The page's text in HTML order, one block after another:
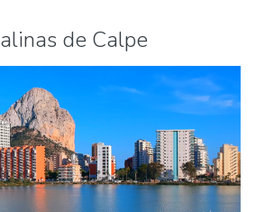
de Calpe